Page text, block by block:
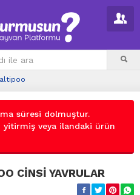
süresi dolmuştur.
veya ilandaki ürün
CİNSİ YAVRULAR